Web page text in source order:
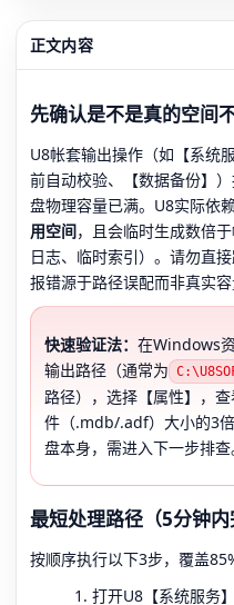
正文内容
先确认是不是真的空间
U8帐套输出操作（如【系统
前自动校验、【数据备份】
盘物理容量已满。U8实际依
用空间，且会临时生成数倍
日志、临时索引）。请勿直
报错源于路径误配而非真实容
快速验证法： 在Windows
输出路径（通常为
路径），选择【属性】，查
件（.mdb/.adf）大小的3
盘本身，需进入下一步排查
最短处理路径（5分钟内
按顺序执行以下3步，覆盖
打开U8【系统服务